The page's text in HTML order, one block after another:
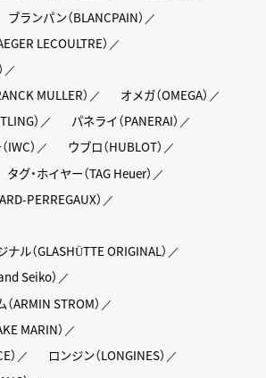
ブランパン（BLANCPAIN）
LECOULTRE）
MULLER）
オメガ（OMEGA）
）
パネライ（PANERAI）
IWC）
ウブロ（HUBLOT）
タグ・ホイヤー（TAG Heuer）
PERREGAUX）
ル（GLASHÜTTE ORIGINAL）
Seiko）
ARMIN STROM）
MARIN）
）
ロンジン（LONGINES）